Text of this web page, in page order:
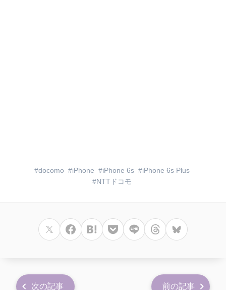
docomo iPhone iPhone 6s
iPhone 6s Plus
NTTドコモ
次の記事 前の記事